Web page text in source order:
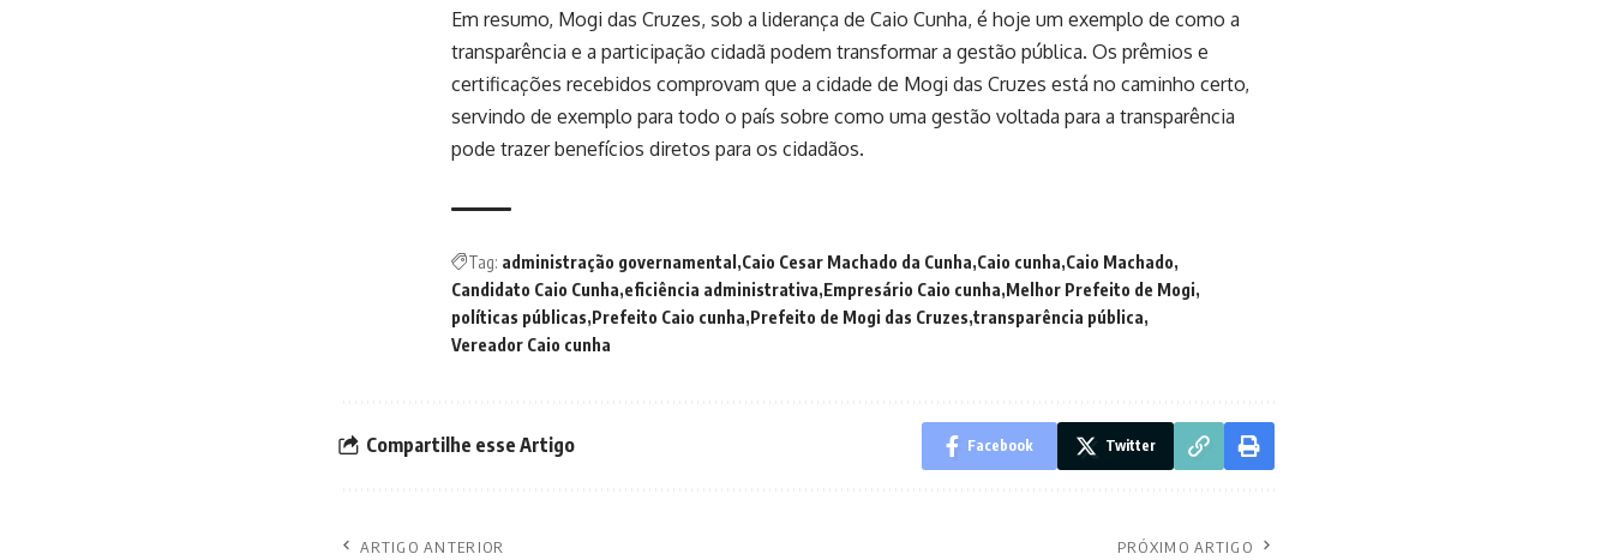
Em resumo, Mogi das Cruzes, sob a liderança de Caio Cunha, é hoje um exemplo de como a
transparência e a participação cidadã podem transformar a gestão pública. Os prêmios e
certificações recebidos comprovam que a cidade de Mogi das Cruzes está no caminho certo,
servindo de exemplo para todo o país sobre como uma gestão voltada para a transparência
pode trazer benefícios diretos para os cidadãos.
Tag: administração governamental Caio Cesar Machado da Cunha Caio cunha Caio Machado
Candidato Caio Cunha eficiência administrativa Empresário Caio cunha Melhor Prefeito de Mogi
políticas públicas Prefeito Caio cunha Prefeito de Mogi das Cruzes transparência pública
Vereador Caio cunha
Compartilhe esse Artigo Facebook Twitter
ARTIGO ANTERIOR PRÓXIMO ARTIGO